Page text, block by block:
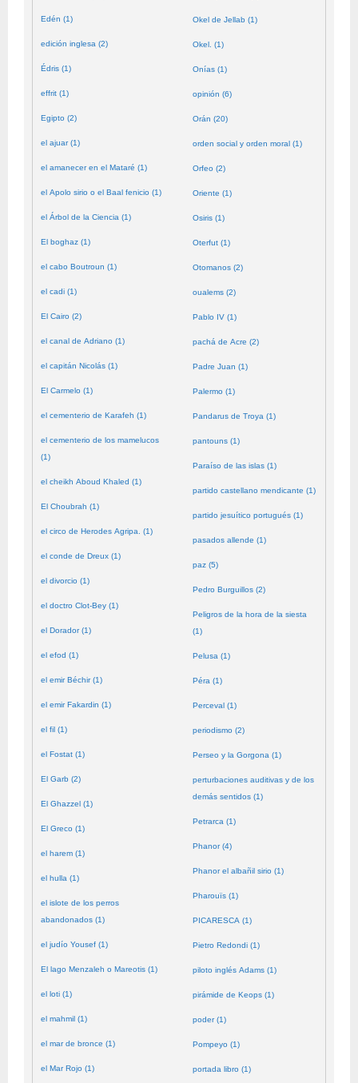
Edén (1)
edición inglesa (2)
Édris (1)
effrit (1)
Egipto (2)
el ajuar (1)
el amanecer en el Mataré (1)
el Apolo sirio o el Baal fenicio (1)
el Árbol de la Ciencia (1)
El boghaz (1)
el cabo Boutroun (1)
el cadi (1)
El Cairo (2)
el canal de Adriano (1)
el capitán Nicolás (1)
El Carmelo (1)
el cementerio de Karafeh (1)
el cementerio de los mamelucos
(1)
el cheikh Aboud Khaled (1)
El Choubrah (1)
el circo de Herodes Agripa. (1)
el conde de Dreux (1)
el divorcio (1)
el doctro Clot-Bey (1)
el Dorador (1)
el efod (1)
el emir Béchir (1)
el emir Fakardin (1)
el fil (1)
el Fostat (1)
El Garb (2)
El Ghazzel (1)
El Greco (1)
el harem (1)
el hulla (1)
el islote de los perros
abandonados (1)
el judío Yousef (1)
El lago Menzaleh o Mareotis (1)
el loti (1)
el mahmil (1)
el mar de bronce (1)
el Mar Rojo (1)
Okel de Jellab (1)
Okel. (1)
Onías (1)
opinión (6)
Orán (20)
orden social y orden moral (1)
Orfeo (2)
Oriente (1)
Osiris (1)
Oterfut (1)
Otomanos (2)
oualems (2)
Pablo IV (1)
pachá de Acre (2)
Padre Juan (1)
Palermo (1)
Pandarus de Troya (1)
pantouns (1)
Paraíso de las islas (1)
partido castellano mendicante (1)
partido jesuítico portugués (1)
pasados allende (1)
paz (5)
Pedro Burguillos (2)
Peligros de la hora de la siesta
(1)
Pelusa (1)
Péra (1)
Perceval (1)
periodismo (2)
Perseo y la Gorgona (1)
perturbaciones auditivas y de los
demás sentidos (1)
Petrarca (1)
Phanor (4)
Phanor el albañil sirio (1)
Pharouïs (1)
PICARESCA (1)
Pietro Redondi (1)
piloto inglés Adams (1)
pirámide de Keops (1)
poder (1)
Pompeyo (1)
portada libro (1)